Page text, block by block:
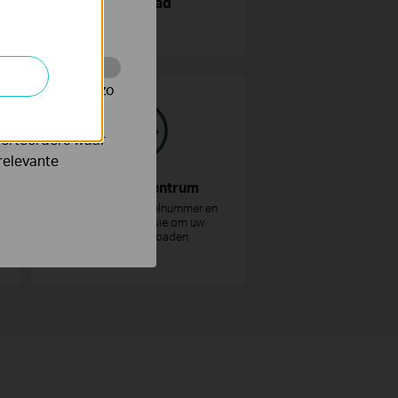
GPL-codecentrum
Selecteer het modelnummer en
de hardware versie om uw
code te downloaden.
te volgen en zo
waar